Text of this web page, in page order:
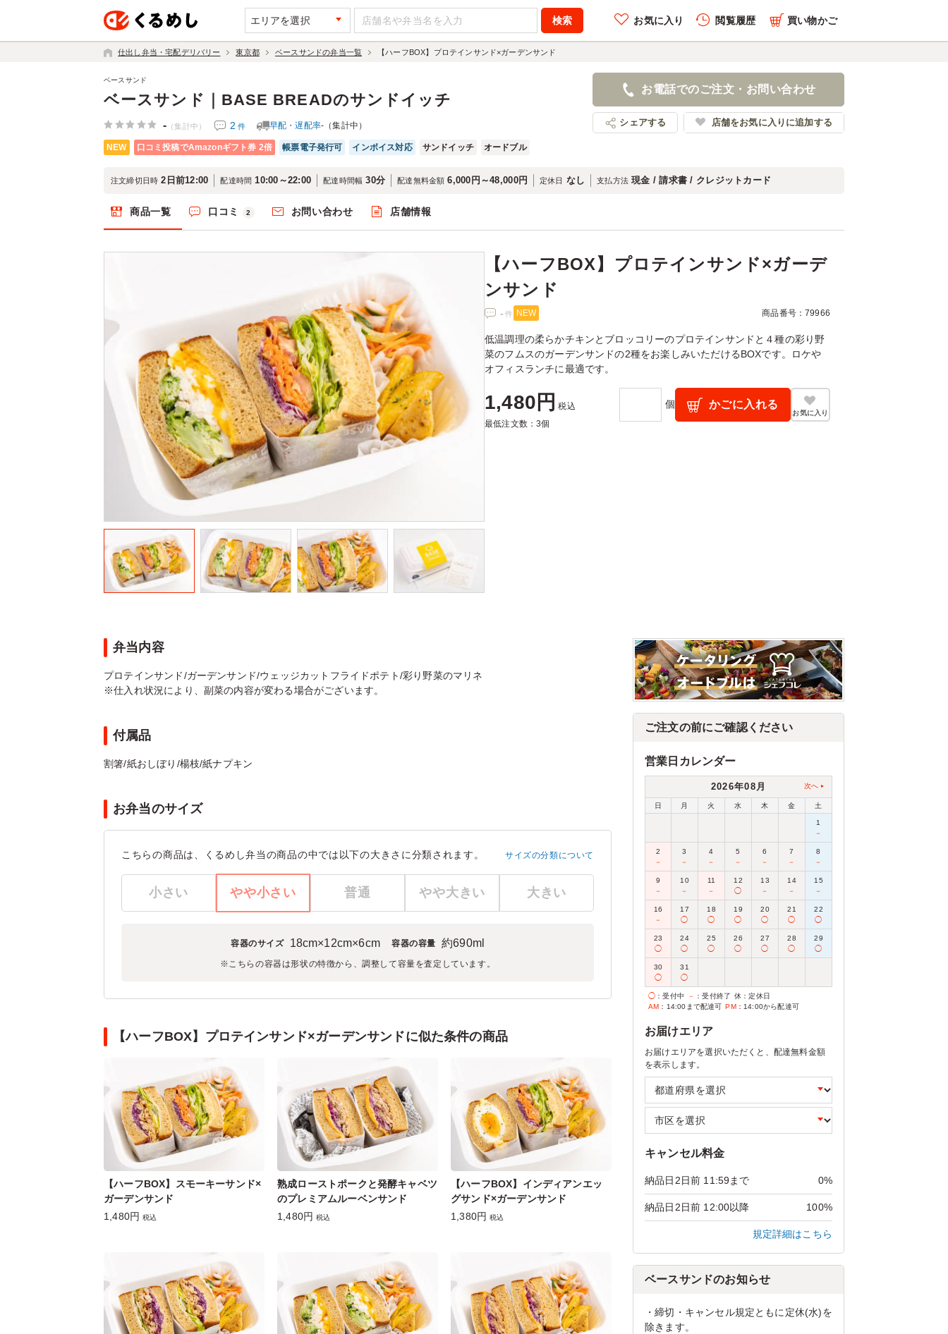
エリアを選択 お気に入り 閲覧履歴
履歴を全件削除する
ーデンサンド
店舗名：ベースサンド
買い物かご
仕出し弁当・宅配デリバリー 東京都 ベースサンドの弁当一覧 【ハーフBOX】プロテインサンド×ガーデンサンド
ベースサンド｜BASE BREADのサンドイッチ
ベースサンド
- （集計中） 2 件 早配・遅配率-（集計中）
NEW 口コミ投稿でAmazonギフト券 2倍 帳票電子発行可 インボイス対応 サンドイッチ オードブル
お電話でのご注文・お問い合わせ
シェアする 店舗をお気に入りに追加する
注文締切日時 2日前12:00 配達時間 10:00～22:00 配達時間幅 30分 配達無料金額 6,000円～48,000円 定休日 なし 支払方法 現金 / 請求書 / クレジットカード
商品一覧 口コミ 2 お問い合わせ 店舗情報
【ハーフBOX】プロテインサンド×ガーデ
ンサンド
- 件 NEW 商品番号：79966
低温調理の柔らかチキンとブロッコリーのプロテインサンドと４種の彩り野
菜のフムスのガーデンサンドの2種をお楽しみいただけるBOXです。ロケや
オフィスランチに最適です。
1,480円 税込
最低注文数：3個
個 かごに入れる
お気に入り
弁当内容
プロテインサンド/ガーデンサンド/ウェッジカットフライドポテト/彩り野菜のマリネ
※仕入れ状況により、副菜の内容が変わる場合がございます。
付属品
割箸/紙おしぼり/楊枝/紙ナプキン
お弁当のサイズ
こちらの商品は、くるめし弁当の商品の中では以下の大きさに分類されます。 サイズの分類について
小さい やや小さい 普通 やや大きい 大きい
容器のサイズ 18cm×12cm×6cm 容器の容量 約690ml
※こちらの容器は形状の特徴から、調整して容量を査定しています。
【ハーフBOX】プロテインサンド×ガーデンサンドに似た条件の商品
【ハーフBOX】スモーキーサンド×
ガーデンサンド
1,480円 税込
熟成ローストポークと発酵キャベツ
のプレミアムルーベンサンド
1,480円 税込
【ハーフBOX】インディアンエッ
グサンド×ガーデンサンド
1,380円 税込
ご注文の前にご確認ください
営業日カレンダー
2026年08月 次へ
日 月 火 水 木 金 土
1
－
2
－
3
－
4
－
5
－
6
－
7
－
8
－
9
－
10
－
11
－
12
◯
13
－
14
－
15
－
16
－
17
◯
18
◯
19
◯
20
◯
21
◯
22
◯
23
◯
24
◯
25
◯
26
◯
27
◯
28
◯
29
◯
30
◯
31
◯
◯ ：受付中 － ：受付終了 休 ：定休日
AM ：14:00まで配達可 PM：14:00から配達可
お届けエリア
お届けエリアを選択いただくと、配達無料金額
を表示します。
キャンセル料金
納品日2日前 11:59まで 0%
納品日2日前 12:00以降 100%
規定詳細はこちら
ベースサンドのお知らせ
・締切・キャンセル規定ともに定休(水)を
除きます。